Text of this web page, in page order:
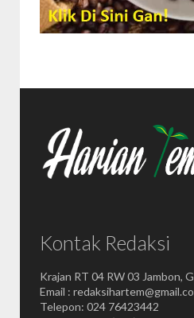
Kontak Redaksi
Krajan RT 04 RW 03 Jambon,
Email :
Telepon: 024 76423442